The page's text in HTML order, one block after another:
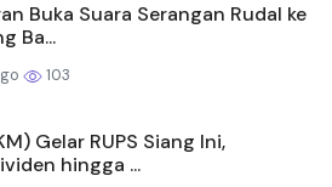
Buka Suara Serangan Rudal ke
Ba...
103
Gelar RUPS Siang Ini,
hingga ...